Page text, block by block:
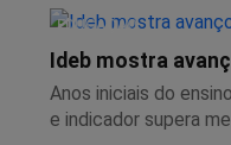
EDUCAÇÃO
Ideb mostra
Anos iniciais do
e indicador supera